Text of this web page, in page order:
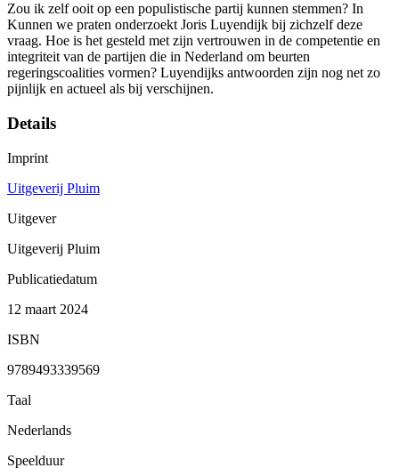
Zou ik zelf ooit op een populistische partij kunnen stemmen? In
Kunnen we praten onderzoekt Joris Luyendijk bij zichzelf deze
vraag. Hoe is het gesteld met zijn vertrouwen in de competentie en
integriteit van de partijen die in Nederland om beurten
regeringscoalities vormen? Luyendijks antwoorden zijn nog net zo
pijnlijk en actueel als bij verschijnen.
Details
Imprint
Uitgeverij Pluim
Uitgever
Uitgeverij Pluim
Publicatiedatum
12 maart 2024
ISBN
9789493339569
Taal
Nederlands
Speelduur